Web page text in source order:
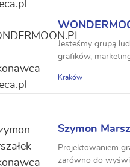
Jesteśmy grupą
grafików,
Kraków
Szymon
Projektowaniem
zarówno do